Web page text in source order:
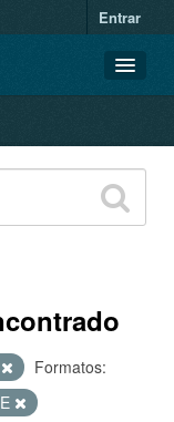
Entrar
Formatos: